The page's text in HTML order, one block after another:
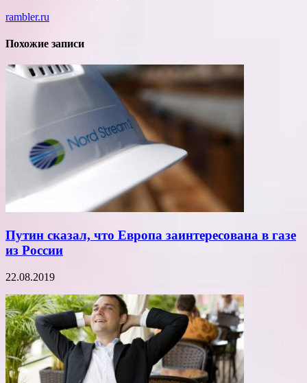
rambler.ru
Похожие записи
Путин сказал, что Европа заинтересована в газе
из России
22.08.2019